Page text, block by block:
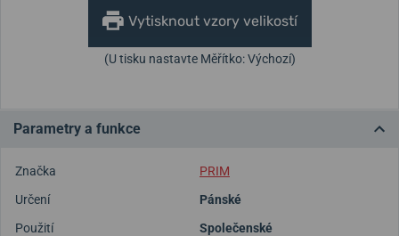
Vytisknout vzory velikostí
(U tisku nastavte Měřítko: Výchozí)
Parametry a funkce
Značka
PRIM
Určení
Pánské
Použití
Společenské